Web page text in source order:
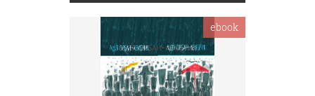
ebook